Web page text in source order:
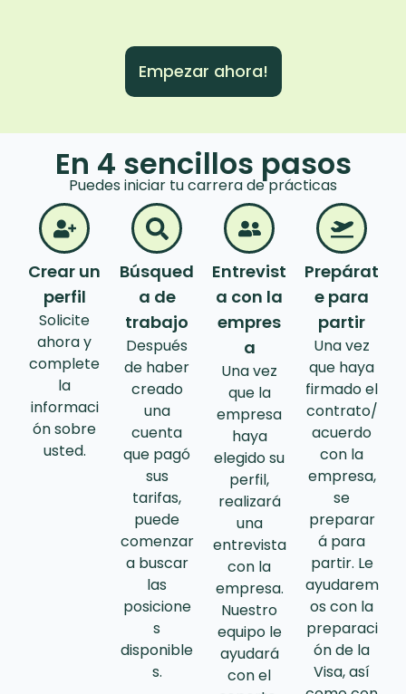
Empezar ahora!
En 4 sencillos pasos
Puedes iniciar tu carrera de prácticas
Crear un
perfil
Solicite
ahora y
complete
la
informaci
ón sobre
usted.
Búsqued
a de
trabajo
Después
de haber
creado
una
cuenta
que pagó
sus
tarifas,
puede
comenzar
a buscar
las
posicione
s
disponible
s.
Entrevist
a con la
empres
a
Una vez
que la
empresa
haya
elegido su
perfil,
realizará
una
entrevista
con la
empresa.
Nuestro
equipo le
ayudará
con el
Prepárat
e para
partir
Una vez
que haya
firmado el
contrato/
acuerdo
con la
empresa,
se
preparar
á para
partir. Le
ayudarem
os con la
preparaci
ón de la
Visa, así